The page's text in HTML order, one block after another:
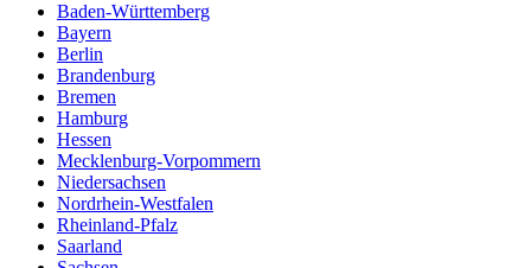
Baden-Württemberg
Bayern
Berlin
Brandenburg
Bremen
Hamburg
Hessen
Mecklenburg-Vorpommern
Niedersachsen
Nordrhein-Westfalen
Rheinland-Pfalz
Saarland